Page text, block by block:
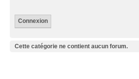
Cette catégorie ne contient aucun forum.